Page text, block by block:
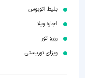
بلیط اتوبوس
اجاره ویلا
رزرو تور
ویزای توریستی